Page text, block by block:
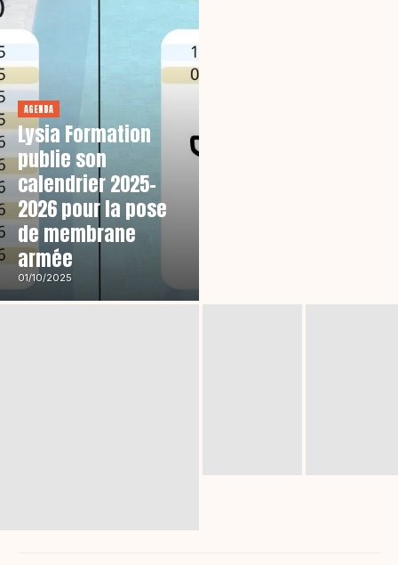
AGENDA
Lysia Formation
publie son
calendrier 2025-
2026 pour la pose
de membrane
armée
01/10/2025